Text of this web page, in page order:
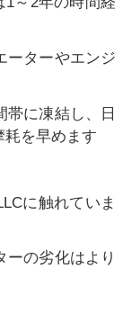
ーターやエンジ
帯に凍結し、日
耗を早めます
に触れていま
ーの劣化はより